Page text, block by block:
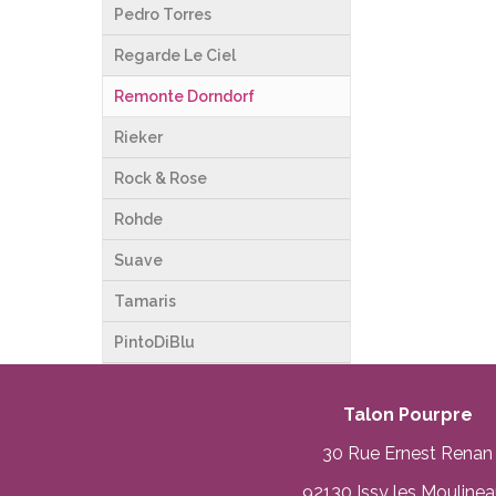
Pedro Torres
Regarde Le Ciel
Remonte Dorndorf
Rieker
Rock & Rose
Rohde
Suave
Tamaris
PintoDiBlu
Talon Pourpre
30 Rue Ernest Renan